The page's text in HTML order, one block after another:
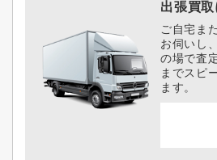
出張買
ご自宅ま
お伺いし
の場で査
までスピ
ます。